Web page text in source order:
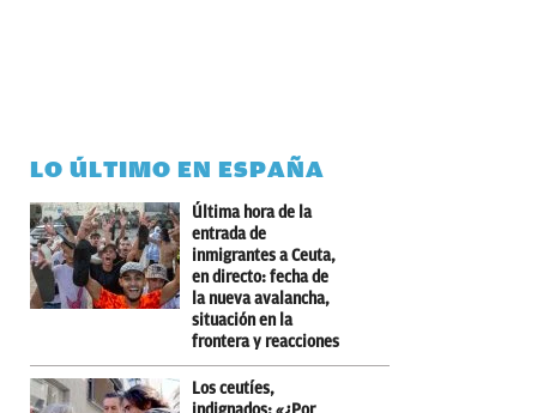
LO ÚLTIMO EN ESPAÑA
Última hora de la
entrada de
inmigrantes a Ceuta,
en directo: fecha de
la nueva avalancha,
situación en la
frontera y reacciones
Los ceutíes,